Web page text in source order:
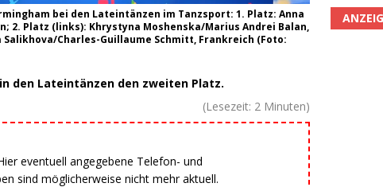
bei den Lateintänzen im Tanzsport: 1. Platz: Anna
2. Platz (links): Khrystyna Moshenska/Marius Andrei Balan,
Charles-Guillaume Schmitt, Frankreich (Foto:
den Lateintänzen den zweiten Platz.
(Lesezeit: 2 Minuten)
eventuell angegebene Telefon- und
sind möglicherweise nicht mehr aktuell.